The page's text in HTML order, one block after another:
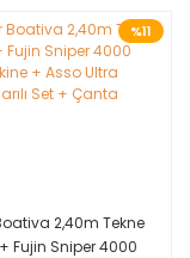
%11
2,40m Tekne
+ Fujin Sniper 4000